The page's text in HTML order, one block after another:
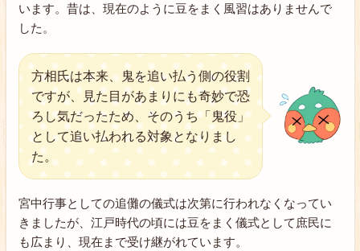
います。昔は、現在のように豆をまく風習はありませんで
した。
方相氏は本来、鬼を追い払う側の役割
ですが、見た目があまりにも奇妙で恐
ろし気だったため、そのうち「鬼役」
として追い払われる対象となりまし
た。
宮中行事としての追儺の儀式は次第に行われなくなってい
きましたが、江戸時代の頃には豆をまく儀式として庶民に
も広まり、現在まで受け継がれています。